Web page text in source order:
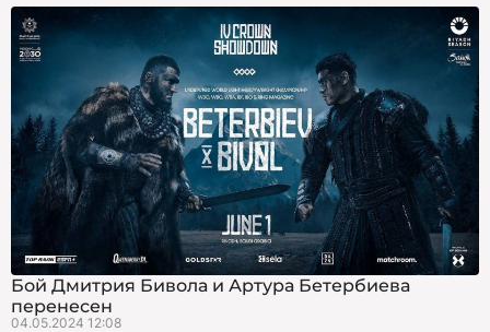
Бой Дмитрия Бивола и Артура Бетербиева
перенесен
04.05.2024 12:08